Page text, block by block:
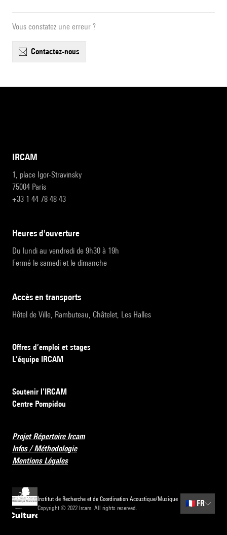
Vous constatez une erreur ?
contactez-nous
IRCAM
1, place Igor-Stravinsky
75004 Paris
+33 1 44 78 48 43
heures d'ouverture
Du lundi au vendredi de 9h30 à 19h
Fermé le samedi et le dimanche
accès en transports
Hôtel de Ville, Rambuteau, Châtelet, Les Halles
Offres d’emploi et stages
L’équipe IRCAM
Soutenir l’IRCAM
Centre Pompidou
Projet Répertoire Ircam
Infos / Méthodologie
Mentions Légales
Institut de Recherche et de Coordination Acoustique/Musique
Copyright © 2022 Ircam. All rights reserved.
🇫🇷 FR